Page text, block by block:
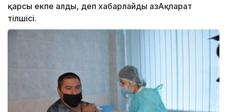
қарсы екпе алды, деп хабарлайды ҚазАқпарат
тілшісі.